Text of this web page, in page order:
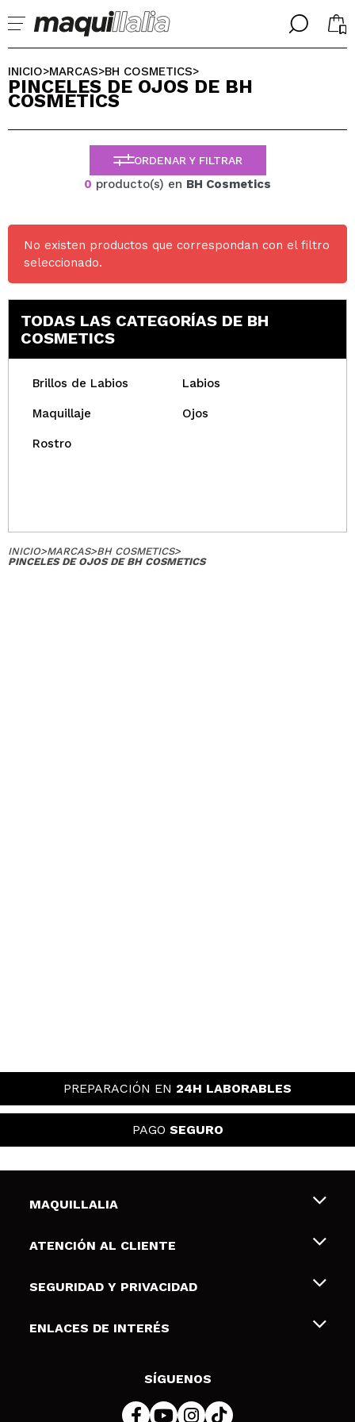
╳
Ya soy #maquilover, tengo cuenta
BIENVENIDX!
No tengo cuenta aquí
QUIERO REGISTRARME
Al crear una cuenta en Maquillalia.com podrás realizar
tus compras rápidamente, revisar el estado de tus
pedidos y consultar tus operaciones anteriores.
╳
SELECCIONA TU IDIOMA
ENGLISH
FRANCES
ALEMAN
ITALIANO
INICIO>MARCAS>BH COSMETICS>
PINCELES DE OJOS DE BH
COSMETICS
ORDENAR Y FILTRAR
0 producto(s) en BH Cosmetics
No existen productos que correspondan con el filtro
seleccionado.
TODAS LAS CATEGORÍAS DE BH
COSMETICS
Brillos de Labios Labios
Maquillaje Ojos
Rostro
INICIO>MARCAS>BH COSMETICS>
PINCELES DE OJOS DE BH COSMETICS
PREPARACIÓN EN 24H LABORABLES
PAGO SEGURO
MAQUILLALIA
Sobre nosotros
Tarjetas de Regalo
ATENCIÓN AL CLIENTE
Envíos y devoluciones
Formas de pago
SEGURIDAD Y PRIVACIDAD
Terminos y condiciones de uso
Política de cookies
ENLACES DE INTERÉS
SÍGUENOS